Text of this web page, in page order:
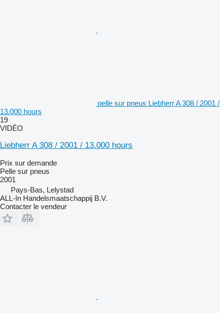
pelle sur pneus Liebherr A 308 / 2001 /
13.000 hours
19
VIDÉO
Liebherr A 308 / 2001 / 13.000 hours
Prix sur demande
Pelle sur pneus
2001
Pays-Bas, Lelystad
ALL-In Handelsmaatschappij B.V.
Contacter le vendeur